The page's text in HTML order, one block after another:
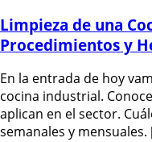
Limpieza de una
Procedimientos y
En la entrada de hoy
cocina industrial.
aplican en el sector.
semanales y mensuales.